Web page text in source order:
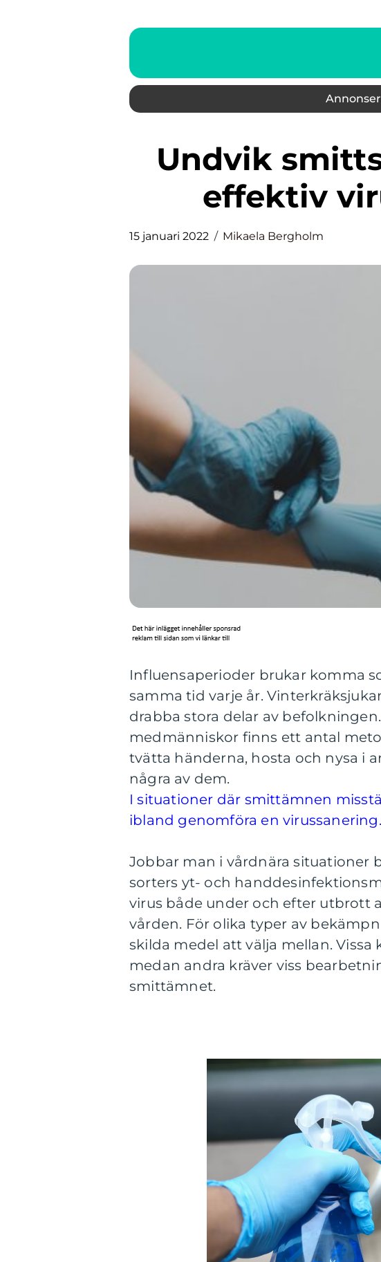
Undvik smittspridning med
effektiv
15 januari 2022 Mikaela Bergholm
Influensaperioder brukar komma
samma tid varje år.
drabba stora delar av
medmänniskor finns ett antal
tvätta händerna, hosta och nysa i
några av dem.
I situationer där smittämnen
ibland genomföra en virussanering.
Jobbar man i vårdnära situationer
sorters yt- och
virus både under och efter utbrott
vården. För olika typer av
skilda medel att välja mellan. Vissa
medan andra kräver viss
smittämnet.